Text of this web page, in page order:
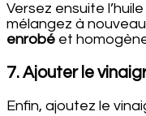
Versez ensuite
mélangez à
enrobé et
7. Ajouter le
Enfin, ajoutez le